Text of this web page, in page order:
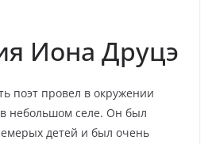
Иона Друцэ
поэт провел в окружении
небольшом селе. Он был
детей и был очень